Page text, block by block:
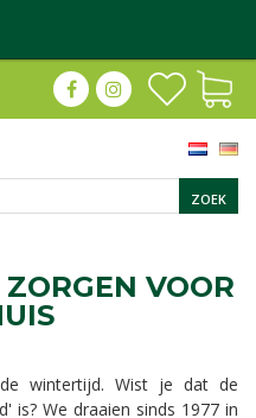
VOOR
wintertijd. Wist je dat de
is? We draaien sinds 1977 in